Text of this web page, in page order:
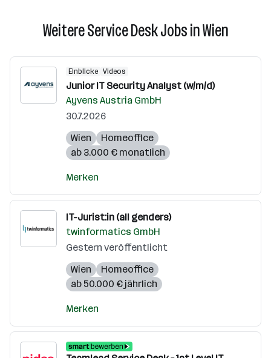
Weitere Service Desk Jobs in Wien
Einblicke Videos
Junior IT Security Analyst (w/m/d)
Ayvens Austria GmbH
30.7.2026
Wien
Homeoffice
ab 3.000 € monatlich
Merken
IT-Jurist:in (all genders)
twinformatics GmbH
Gestern veröffentlicht
Wien
Homeoffice
ab 50.000 € jährlich
Merken